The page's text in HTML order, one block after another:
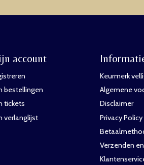
account
bestellingen
tickets
verlanglijst
Keurmerk
Algemene
Disclaimer
Privacy Policy
Verzenden